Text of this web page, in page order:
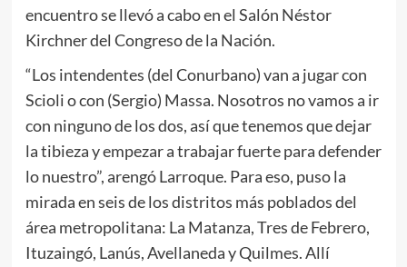
encuentro se llevó a cabo en el Salón Néstor
Kirchner del Congreso de la Nación.
“Los intendentes (del Conurbano) van a jugar con
Scioli o con (Sergio) Massa. Nosotros no vamos a ir
con ninguno de los dos, así que tenemos que dejar
la tibieza y empezar a trabajar fuerte para defender
lo nuestro”, arengó Larroque. Para eso, puso la
mirada en seis de los distritos más poblados del
área metropolitana: La Matanza, Tres de Febrero,
Ituzaingó, Lanús, Avellaneda y Quilmes. Allí